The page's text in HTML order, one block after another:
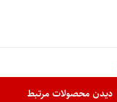
دیدن محصولات مرتبط